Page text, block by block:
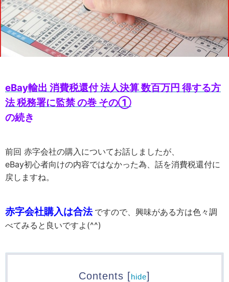
eBay輸出 消費税還付 法人決算 数百万円 得する方
法 税務署に監禁 の巻 その①
の続き
前回 赤字会社の購入についてお話しましたが、
eBay初心者向けの内容ではなかった為、話を消費税還付に
戻しますね。
赤字会社購入は合法 ですので、興味がある方は色々調
べてみると良いですよ(^^)
Contents [hide]